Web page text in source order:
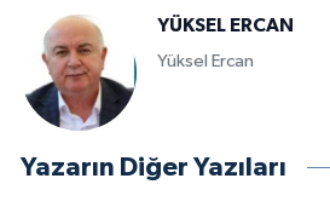
YÜKSEL ERCAN
Yüksel Ercan
Yazarın Diğer Yazıları